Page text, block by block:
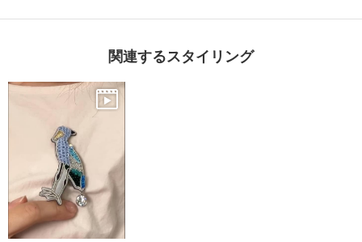
関連するスタイリング